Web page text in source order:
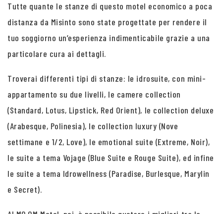
Tutte quante le stanze di questo motel economico a poca
distanza da Misinto sono state progettate per rendere il
tuo soggiorno un’esperienza indimenticabile grazie a una
particolare cura ai dettagli.
Troverai differenti tipi di stanze: le idrosuite, con mini-
appartamento su due livelli, le camere collection
(Standard, Lotus, Lipstick, Red Orient), le collection deluxe
(Arabesque, Polinesia), le collection luxury (Nove
settimane e 1/2, Love), le emotional suite (Extreme, Noir),
le suite a tema Vojage (Blue Suite e Rouge Suite), ed infine
le suite a tema Idrowellness (Paradise, Burlesque, Marylin
e Secret).